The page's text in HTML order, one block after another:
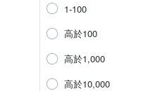
1-100
高於100
高於1,000
高於10,000